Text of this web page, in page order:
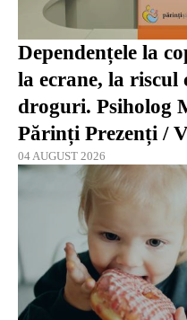
Dependențele la
la ecrane, la riscul
droguri. Psiholog
Părinți Prezenți /
04 AUGUST 2026